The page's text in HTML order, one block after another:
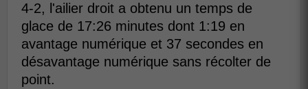
4-2, l'ailier droit a obtenu un temps de
glace de 17:26 minutes dont 1:19 en
avantage numérique et 37 secondes en
désavantage numérique sans récolter de
point.